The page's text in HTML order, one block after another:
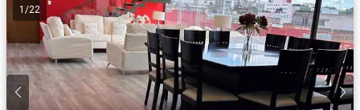
1 /22